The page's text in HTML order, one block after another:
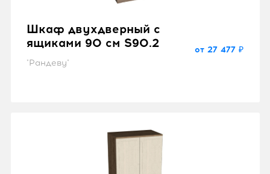
Шкаф двухдверный с
ящиками 90 см S90.2
"Рандеву"
от 27 477 ₽